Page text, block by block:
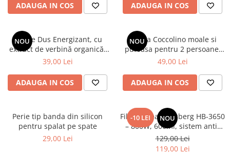
ADAUGA IN COS ADAUGA IN COS
NOU
Gel de Dus Energizant, cu
extract de verbină organică,
1000 ml
39,00 Lei
ADAUGA IN COS
NOU
Patura Coccolino moale si
pufoasa pentru 2 persoane,
200X230 cm, Maro deschis
49,00 Lei
ADAUGA IN COS
Perie tip banda din silicon
pentru spalat pe spate
29,00 Lei
-10 LEI NOU
Filtru cafea Hausberg HB-3650
– 800W, 600ml, sistem anti-
picurare, negru
129,00 Lei
119,00 Lei